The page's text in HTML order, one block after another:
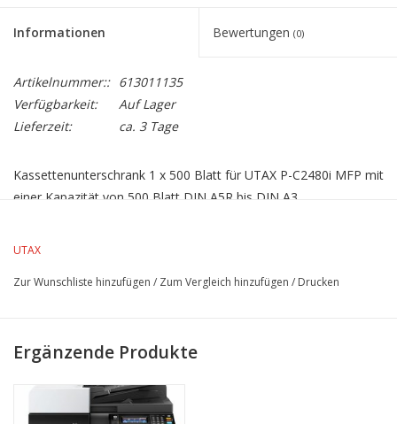
Informationen Bewertungen (0)
Artikelnummer:: 613011135
Verfügbarkeit:
Auf Lager
Lieferzeit:
ca. 3 Tage
Kassettenunterschrank 1 x 500 Blatt für UTAX P-C2480i MFP mit
einer Kapazität von 500 Blatt DIN A5R bis DIN A3,
UTAX
Zur Wunschliste hinzufügen / Zum Vergleich hinzufügen / Drucken
Ergänzende Produkte